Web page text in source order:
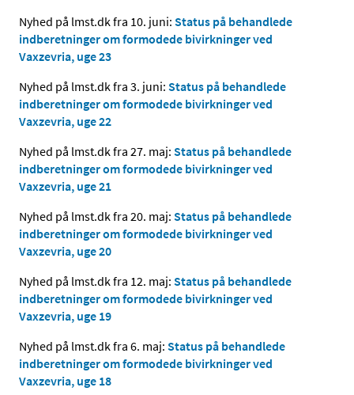
Nyhed på lmst.dk fra 10. juni: Status på behandlede
indberetninger om formodede bivirkninger ved
Vaxzevria, uge 23
Nyhed på lmst.dk fra 3. juni: Status på behandlede
indberetninger om formodede bivirkninger ved
Vaxzevria, uge 22
Nyhed på lmst.dk fra 27. maj: Status på behandlede
indberetninger om formodede bivirkninger ved
Vaxzevria, uge 21
Nyhed på lmst.dk fra 20. maj: Status på behandlede
indberetninger om formodede bivirkninger ved
Vaxzevria, uge 20
Nyhed på lmst.dk fra 12. maj: Status på behandlede
indberetninger om formodede bivirkninger ved
Vaxzevria, uge 19
Nyhed på lmst.dk fra 6. maj: Status på behandlede
indberetninger om formodede bivirkninger ved
Vaxzevria, uge 18